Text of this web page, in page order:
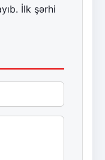
İlk şərhi